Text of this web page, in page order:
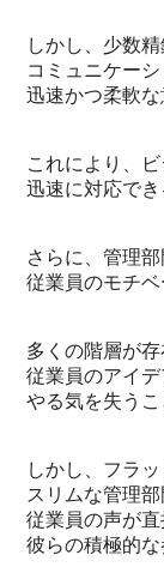
しかし、少数
コミュニケー
迅速かつ柔軟な
これにより、
迅速に対応でき
さらに、管理部
従業員のモチベ
多くの階層が存
従業員のアイ
やる気を失うこ
しかし、フラ
スリムな管理部
従業員の声が直
彼らの積極的な